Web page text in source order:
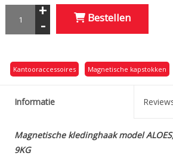
+
- Bestellen
Kantooraccessoires Magnetische kapstokken
Informatie
Magnetische kledinghaak model
9KG